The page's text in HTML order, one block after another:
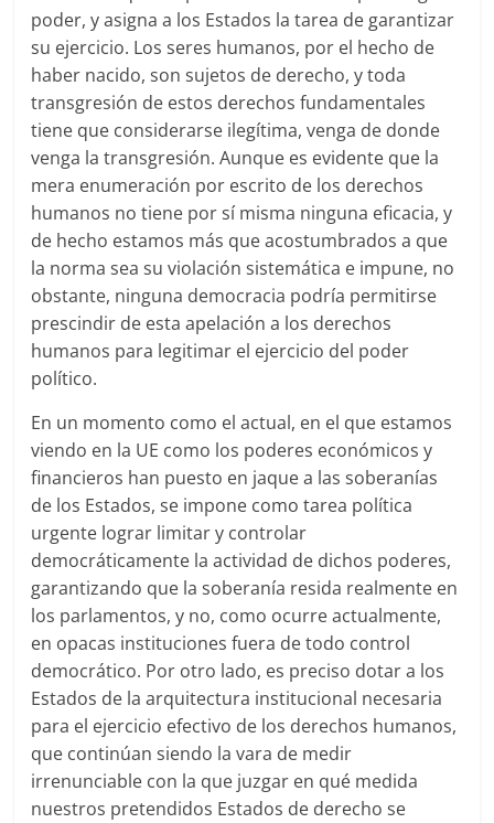
poder, y asigna a los Estados la tarea de garantizar
su ejercicio. Los seres humanos, por el hecho de
haber nacido, son sujetos de derecho, y toda
transgresión de estos derechos fundamentales
tiene que considerarse ilegítima, venga de donde
venga la transgresión. Aunque es evidente que la
mera enumeración por escrito de los derechos
humanos no tiene por sí misma ninguna eficacia, y
de hecho estamos más que acostumbrados a que
la norma sea su violación sistemática e impune, no
obstante, ninguna democracia podría permitirse
prescindir de esta apelación a los derechos
humanos para legitimar el ejercicio del poder
político.
En un momento como el actual, en el que estamos
viendo en la UE como los poderes económicos y
financieros han puesto en jaque a las soberanías
de los Estados, se impone como tarea política
urgente lograr limitar y controlar
democráticamente la actividad de dichos poderes,
garantizando que la soberanía resida realmente en
los parlamentos, y no, como ocurre actualmente,
en opacas instituciones fuera de todo control
democrático. Por otro lado, es preciso dotar a los
Estados de la arquitectura institucional necesaria
para el ejercicio efectivo de los derechos humanos,
que continúan siendo la vara de medir
irrenunciable con la que juzgar en qué medida
nuestros pretendidos Estados de derecho se